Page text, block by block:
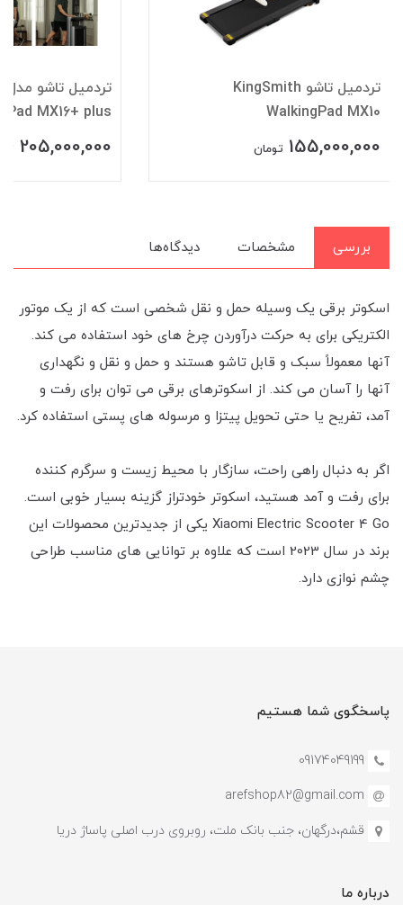
تردمیل تاشو KingSmith
WalkingPad MX10
155,000,000 تومان
MX16+ plus
205,000,000
بررسی مشخصات دیدگاه‌ها
اسکوتر برقی یک وسیله حمل و نقل شخصی است که از یک موتور
الکتریکی برای به حرکت درآوردن چرخ های خود استفاده می کند.
آنها معمولاً سبک و قابل تاشو هستند و حمل و نقل و نگهداری
آنها را آسان می کند. از اسکوترهای برقی می توان برای رفت و
آمد، تفریح یا حتی تحویل پیتزا و مرسوله های پستی استفاده کرد.
اگر به دنبال راهی راحت، سازگار با محیط زیست و سرگرم کننده
برای رفت و آمد هستید، اسکوتر خودتراز گزینه بسیار خوبی است.
Xiaomi Electric Scooter 4 Go یکی از جدیدترین محصولات این
برند در سال 2023 است که علاوه بر توانایی های مناسب طراحی
چشم نوازی دارد.
پاسخگوی شما هستیم
09174049199
arefshop82@gmail.com
قشم،درگهان، جنب بانک ملت، روبروی درب اصلی پاساژ دریا
درباره ما